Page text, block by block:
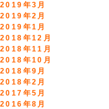
2019年3月
2019年2月
2019年1月
2018年12月
2018年11月
2018年10月
2018年9月
2018年2月
2017年5月
2016年8月